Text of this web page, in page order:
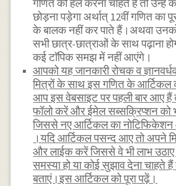
गणित को हल करना चाहते हैं तो उन्हें
छोड़ना पड़ेगा अर्थात् 12वीं गणित का
के बालक नहीं कर पाते हैं।अथवा
सभी छात्र-छात्राओं के साथ पढ़ाना
कई टाॅपिक समझ में नहीं आएंगे।
आपको यह जानकारी रोचक व
मित्रों के साथ इस गणित के
आप इस वेबसाइट पर पहली बार आए हैं
फॉलो करें और ईमेल सब्सक्रिप्शन को
जिससे नए आर्टिकल का
।यदि आर्टिकल पसन्द आए तो अपने
और लाईक करें जिससे वे भी लाभ
समस्या हो या कोई सुझाव देना चाहते
बताएं।इस आर्टिकल को पूरा पढ़ें।